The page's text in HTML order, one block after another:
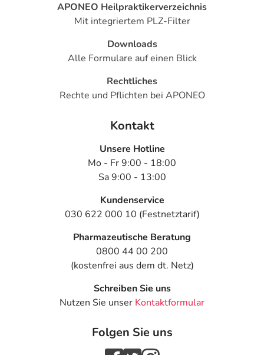
APONEO Heilpraktikerverzeichnis
Mit integriertem PLZ-Filter
Downloads
Alle Formulare auf einen Blick
Rechtliches
Rechte und Pflichten bei APONEO
Kontakt
Unsere Hotline
Mo - Fr 9:00 - 18:00
Sa 9:00 - 13:00
Kundenservice
030 622 000 10 (Festnetztarif)
Pharmazeutische Beratung
0800 44 00 200
(kostenfrei aus dem dt. Netz)
Schreiben Sie uns
Nutzen Sie unser Kontaktformular
Folgen Sie uns